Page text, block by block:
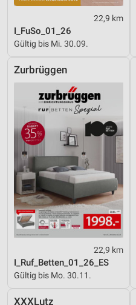
22,9 km
I_FuSo_01_26
Gültig bis Mi. 30.09.
Zurbrüggen
22,9 km
I_Ruf_Betten_01_26_ES
Gültig bis Mo. 30.11.
XXXLutz